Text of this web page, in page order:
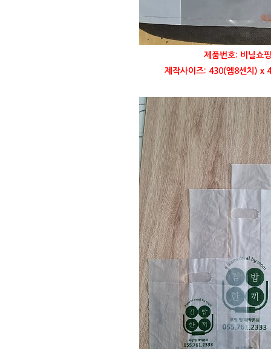
제품번호: 비닐쇼
제작사이즈: 430(엠8센치) x